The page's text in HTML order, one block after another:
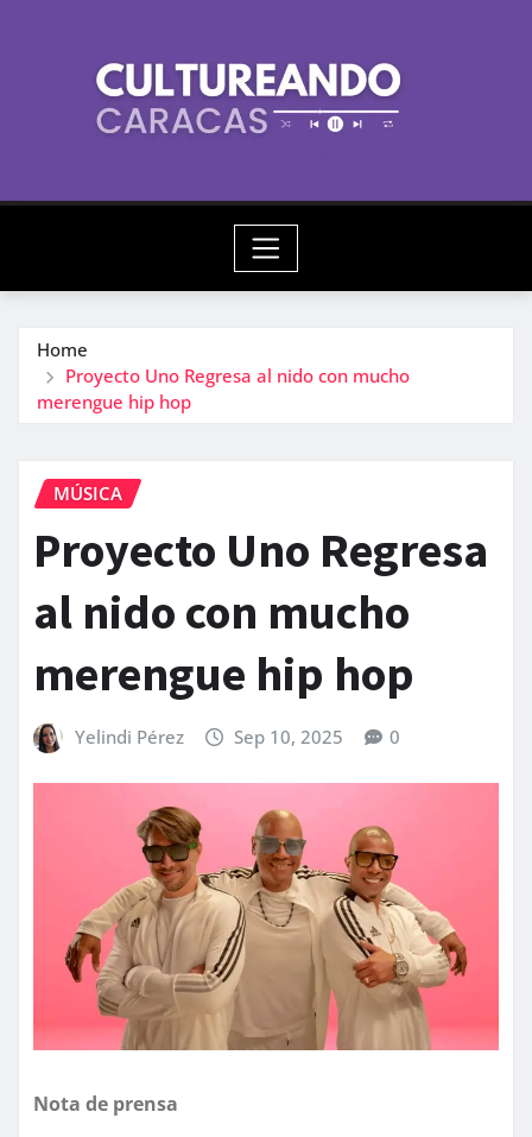
Home
Proyecto Uno Regresa al nido con mucho
merengue hip hop
MÚSICA
Proyecto Uno Regresa
al nido con mucho
merengue hip hop
Yelindi Pérez Sep 10, 2025 0
Nota de prensa